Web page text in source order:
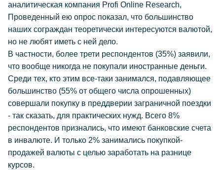
аналитическая компания Profi Online Research,
Проведенный ею опрос показал, что большинство
наших сограждан теоретически интересуются валютой,
но не любят иметь с ней дело.
В частности, более трети респондентов (35%) заявили,
что вообще никогда не покупали иностранные деньги.
Среди тех, кто этим все-таки занимался, подавляющее
большинство (55% от общего числа опрошенных)
совершали покупку в преддверии заграничной поездки
- так сказать, для практических нужд. Всего 8%
респондентов признались, что имеют банковские счета
в инвалюте. И только 2% занимались покупкой-
продажей валюты с целью заработать на разнице
курсов.